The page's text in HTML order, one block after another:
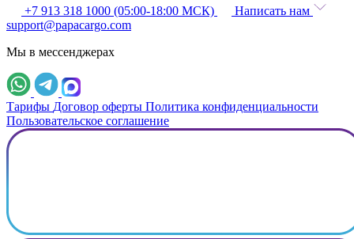
+7 913 318 1000 (05:00-18:00 МСК)
Написать нам
support@papacargo.com
Мы в мессенджерах
Тарифы Договор оферты Политика конфиденциальности
Пользовательское соглашение